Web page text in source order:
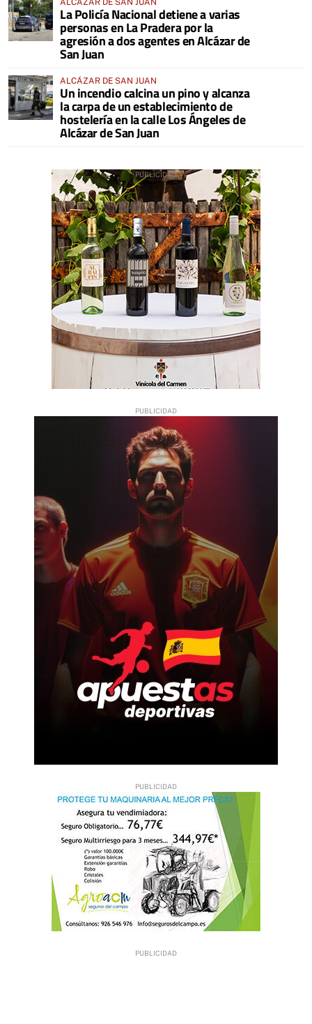
ALCÁZAR DE SAN JUAN
La Policía Nacional detiene a varias
personas en La Pradera por la
agresión a dos agentes en Alcázar de
San Juan
ALCÁZAR DE SAN JUAN
Un incendio calcina un pino y alcanza
la carpa de un establecimiento de
hostelería en la calle Los Ángeles de
Alcázar de San Juan